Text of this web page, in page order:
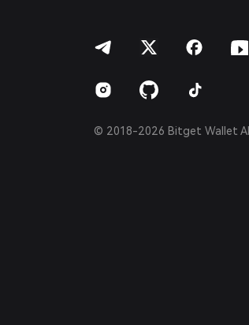
© 2018-2026 Bitget Wallet